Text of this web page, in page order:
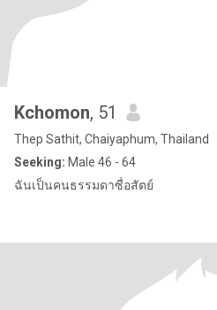
Kchomon, 51
Thep Sathit, Chaiyaphum, Thailand
Seeking: Male 46 - 64
ฉันเป็นคนธรรมดาซื่อสัตย์